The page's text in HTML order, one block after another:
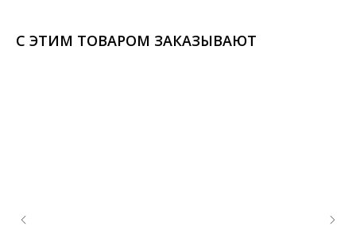
С ЭТИМ ТОВАРОМ ЗАКАЗЫВАЮТ